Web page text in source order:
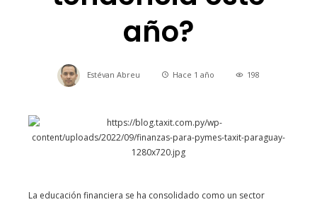
año?
Estévan Abreu Hace 1 año 198
La educación financiera se ha consolidado como un sector